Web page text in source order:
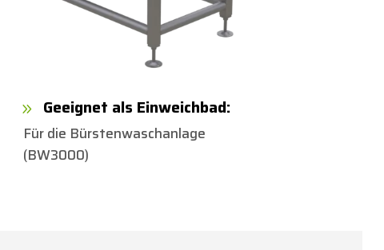
9 Geeignet als Einweichbad:
Für die Bürstenwaschanlage
(BW3000)